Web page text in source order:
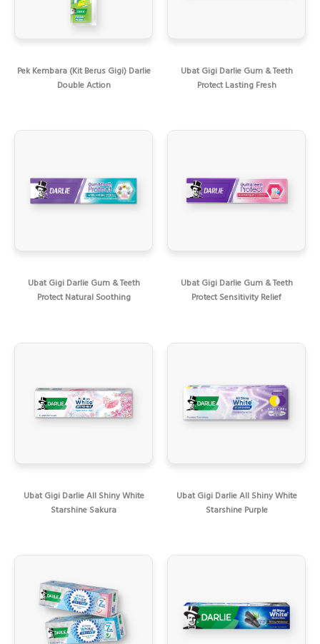
Pek Kembara (Kit Berus Gigi) Darlie
Double Action
Ubat Gigi Darlie Gum & Teeth
Protect Lasting Fresh
Ubat Gigi Darlie Gum & Teeth
Protect Natural Soothing
Ubat Gigi Darlie Gum & Teeth
Protect Sensitivity Relief
Ubat Gigi Darlie All Shiny White
Starshine Sakura
Ubat Gigi Darlie All Shiny White
Starshine Purple